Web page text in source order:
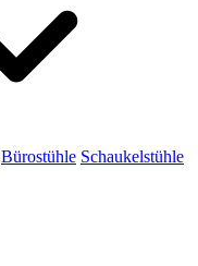
Bürostühle Schaukelstühle